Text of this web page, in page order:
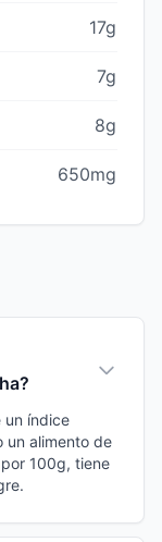
17g
7g
8g
650mg
un índice
un alimento de
100g, tiene